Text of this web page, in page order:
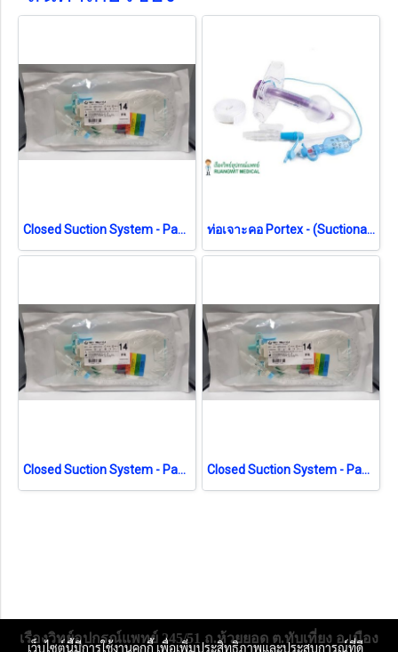
Closed Suction System - Pacific Health No.14 สายดูดเสมหะระบบปิด (exp 12-2026) ท่อเจาะคอ Portex - (Suctionaid) มีสายดูดเสมหะ (100/870)
Closed Suction System - Pacific Health No.14 สายดูดเสมหะระบบปิด (exp 04-2026) Closed Suction System - Pacific Health No.14 สายดูดเสมหะระบบปิด (exp 08-2026)
เรืองวิทย์อุปกรณ์แพทย์ 245/51 ถ.ห้วยยอด ต.ทับเที่ยง อ.เมือง
เว็บไซต์นี้มีการใช้งานคุกกี้ เพื่อเพิ่มประสิทธิภาพและประสบการณ์ที่ดี